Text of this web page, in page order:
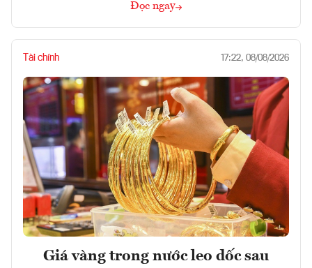
Đọc ngay
Tài chính 17:22, 08/08/2026
Giá vàng trong nước leo dốc sau